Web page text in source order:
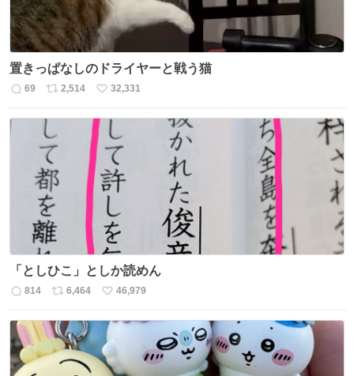
置きっぱなしのドライヤーと戦う猫
返
数
69
リ
ス
ト
数
2,514
い
ね
数
32,331
「としひこ」としか読めん
返
数
814
リ
ス
ト
数
6,464
い
ね
数
46,979